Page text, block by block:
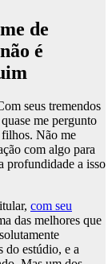
de
é
seus tremendos
me pergunto
filhos. Não me
com algo para
profundidade a isso
com seu
das melhores que
do estúdio, e a